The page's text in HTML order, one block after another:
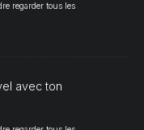
regarder tous les
avec ton